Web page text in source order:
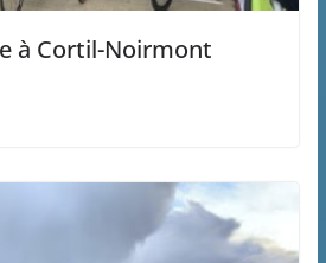
à Cortil-Noirmont